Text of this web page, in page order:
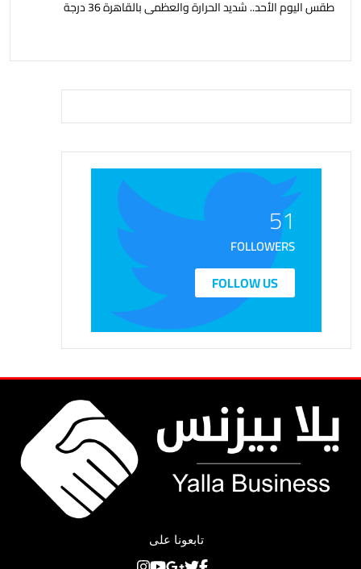
طقس اليوم الأحد.. شديد الحرارة والعظمى بالقاهرة 36 درجة
51
FOLLOWERS
FOLLOW US
تابعونا على